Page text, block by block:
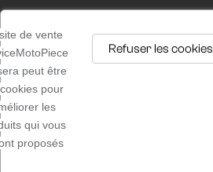
Droits d'auteur ©2025
de vente
peut être
pour
les
qui vous
proposés
Refuser les cookies